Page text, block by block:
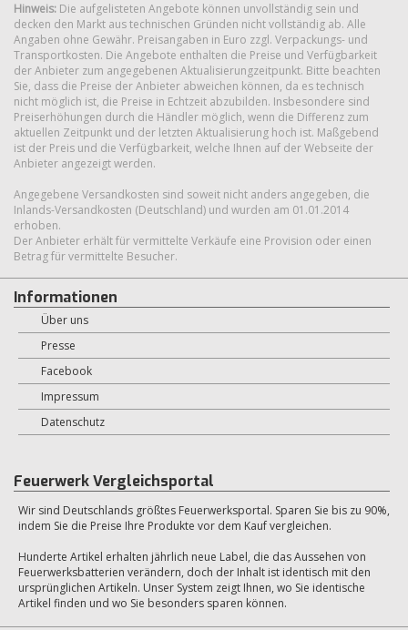
Hinweis: Die aufgelisteten Angebote können unvollständig sein und
decken den Markt aus technischen Gründen nicht vollständig ab. Alle
Angaben ohne Gewähr. Preisangaben in Euro zzgl. Verpackungs- und
Transportkosten. Die Angebote enthalten die Preise und Verfügbarkeit
der Anbieter zum angegebenen Aktualisierungzeitpunkt. Bitte beachten
Sie, dass die Preise der Anbieter abweichen können, da es technisch
nicht möglich ist, die Preise in Echtzeit abzubilden. Insbesondere sind
Preiserhöhungen durch die Händler möglich, wenn die Differenz zum
aktuellen Zeitpunkt und der letzten Aktualisierung hoch ist. Maßgebend
ist der Preis und die Verfügbarkeit, welche Ihnen auf der Webseite der
Anbieter angezeigt werden.
Angegebene Versandkosten sind soweit nicht anders angegeben, die
Inlands-Versandkosten (Deutschland) und wurden am 01.01.2014
erhoben.
Der Anbieter erhält für vermittelte Verkäufe eine Provision oder einen
Betrag für vermittelte Besucher.
Informationen
Über uns
Presse
Facebook
Impressum
Datenschutz
Feuerwerk Vergleichsportal
Wir sind Deutschlands größtes Feuerwerksportal. Sparen Sie bis zu 90%,
indem Sie die Preise Ihre Produkte vor dem Kauf vergleichen.
Hunderte Artikel erhalten jährlich neue Label, die das Aussehen von
Feuerwerksbatterien verändern, doch der Inhalt ist identisch mit den
ursprünglichen Artikeln. Unser System zeigt Ihnen, wo Sie identische
Artikel finden und wo Sie besonders sparen können.